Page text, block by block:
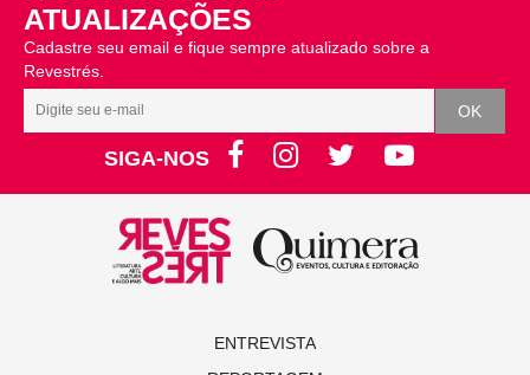
ATUALIZAÇÕES
Cadastre seu email e fique sempre atualizado sobre a
Revestrés.
SIGA-NOS
ENTREVISTA